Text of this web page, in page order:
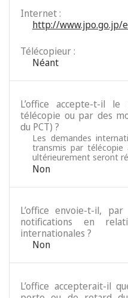
Internet :
http://www.jpo.go.jp/
Télécopieur :
Néant
L’office accepte-t-il
télécopie ou par des
du PCT) ?
Les demandes
transmis par
ultérieurement seront
Non
L’office envoie-t-il,
notifications en
internationales ?
Non
L’office accepterait-il